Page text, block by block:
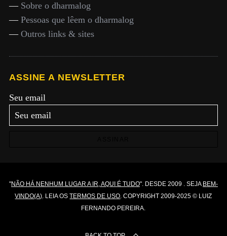
— Sobre o dharmalog
— Pessoas que lêem o dharmalog
— Outros links & sites
ASSINE A NEWSLETTER
Seu email
"NÃO HÁ NENHUM LUGAR A IR, AQUI É TUDO". DESDE 2009 . SEJA BEM-
VINDO(A). LEIA OSTERMOS DE USO. COPYRIGHT 2009-2025 © LUIZ
FERNANDO PEREIRA.